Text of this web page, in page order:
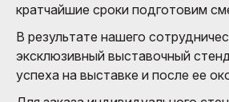
кратчайшие сроки подготовим
В результате нашего
эксклюзивный выставочный
успеха на выставке и после ее